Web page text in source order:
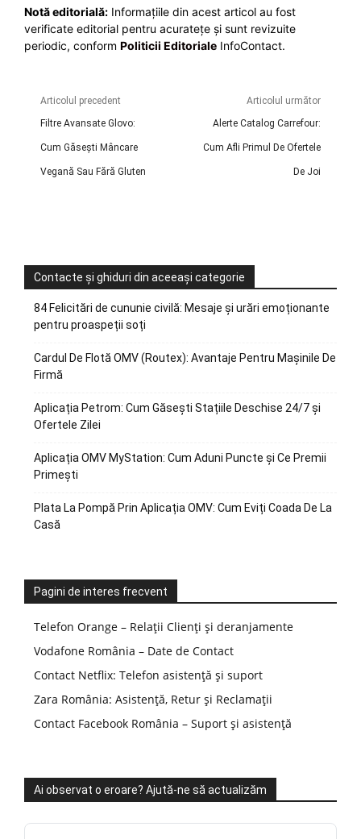
Notă editorială: Informațiile din acest articol au fost
verificate editorial pentru acuratețe și sunt revizuite
periodic, conform Politicii Editoriale InfoContact.
Articolul precedent
Filtre Avansate Glovo:
Cum Găsești Mâncare
Vegană Sau Fără Gluten
Articolul următor
Alerte Catalog Carrefour:
Cum Afli Primul De Ofertele
De Joi
Contacte și ghiduri din aceeași categorie
84 Felicitări de cununie civilă: Mesaje și urări emoționante
pentru proaspeții soți
Cardul De Flotă OMV (Routex): Avantaje Pentru Mașinile De
Firmă
Aplicația Petrom: Cum Găsești Stațiile Deschise 24/7 și
Ofertele Zilei
Aplicația OMV MyStation: Cum Aduni Puncte și Ce Premii
Primești
Plata La Pompă Prin Aplicația OMV: Cum Eviți Coada De La
Casă
Pagini de interes frecvent
Telefon Orange – Relații Clienți și deranjamente
Vodafone România – Date de Contact
Contact Netflix: Telefon asistență și suport
Zara România: Asistență, Retur și Reclamații
Contact Facebook România – Suport și asistență
Ai observat o eroare? Ajută-ne să actualizăm